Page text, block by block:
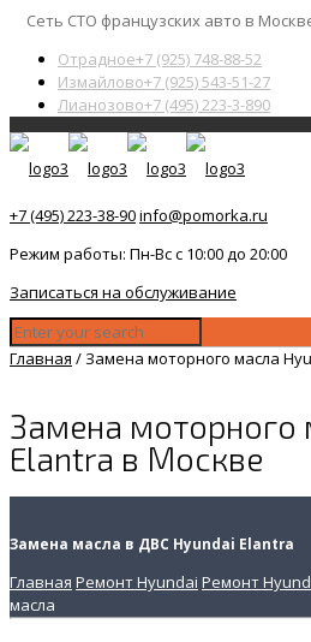
Сеть СТО французских авто в
Отрадное+7 (925) 748-88-52
Измайлово+7 (925) 543-51-27
Лианозово+7 (495) 223-3-890
+7 (495) 223-38-90info@pomorka.ru
Режим работы: Пн-Вс с 10:00 до 20:00
Записаться на обслуживание
Главная / Замена моторного масла
Замена моторного
Elantra в Москве
Замена масла в ДВС Hyundai Elantra
Главная Ремонт Hyundai Ремонт
масла